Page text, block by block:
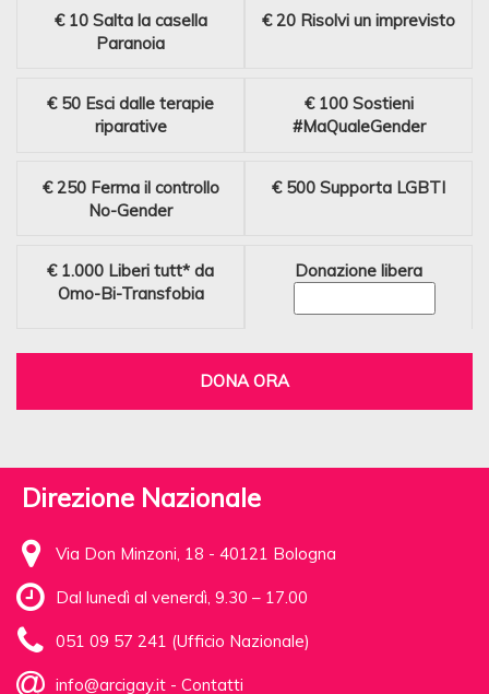
€ 10 Salta la casella
Paranoia
€ 20 Risolvi un imprevisto
€ 50 Esci dalle terapie
riparative
€ 100 Sostieni
#MaQualeGender
€ 250 Ferma il controllo
No-Gender
€ 500 Supporta LGBTI
€ 1.000 Liberi tutt* da
Omo-Bi-Transfobia
Donazione libera
DONA ORA
Direzione Nazionale
Via Don Minzoni, 18 - 40121 Bologna
Dal lunedì al venerdì, 9.30 – 17.00
051 09 57 241 (Ufficio Nazionale)
info@arcigay.it - Contatti